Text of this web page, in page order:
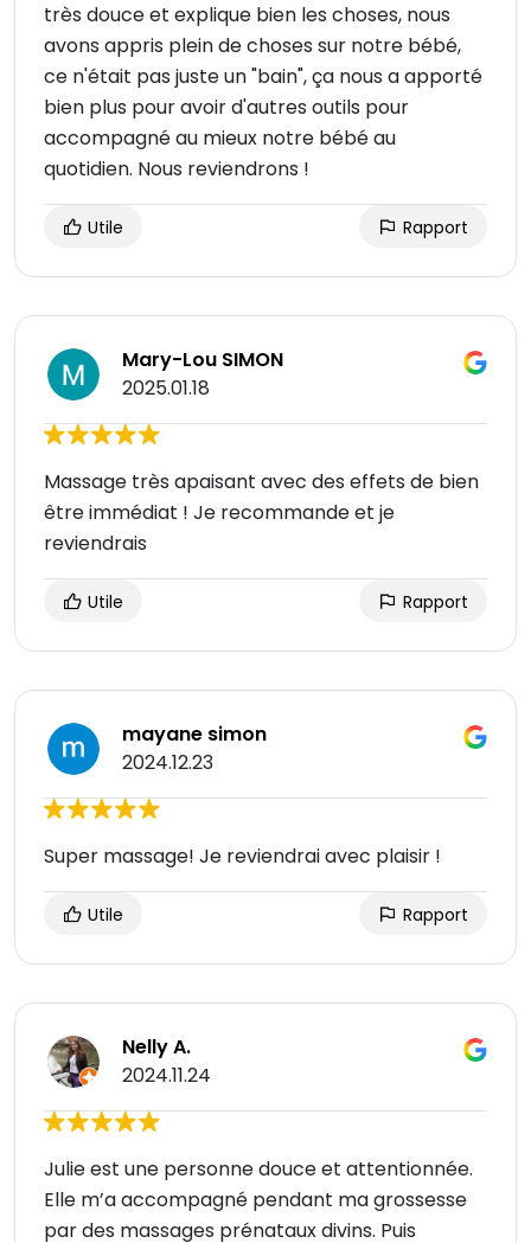
très douce et explique bien les choses, nous
avons appris plein de choses sur notre bébé,
ce n'était pas juste un "bain", ça nous a apporté
bien plus pour avoir d'autres outils pour
accompagné au mieux notre bébé au
quotidien. Nous reviendrons !
Utile Rapport
Mary-Lou SIMON
2025.01.18
Massage très apaisant avec des effets de bien
être immédiat ! Je recommande et je
reviendrais
Utile Rapport
mayane simon
2024.12.23
Super massage! Je reviendrai avec plaisir !
Utile Rapport
Nelly A.
2024.11.24
Julie est une personne douce et attentionnée.
Elle m’a accompagné pendant ma grossesse
par des massages prénataux divins. Puis